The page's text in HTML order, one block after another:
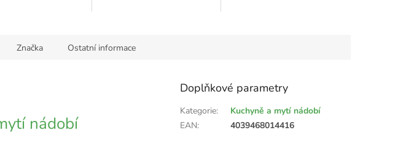
Značka Ostatní informace
nádobí
Doplňkové parametry
Kategorie:
Kuchyně a mytí nádobí
EAN: 4039468014416